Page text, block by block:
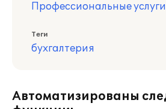
Профессиональные услуги
Теги
бухгалтерия
Автоматизированы